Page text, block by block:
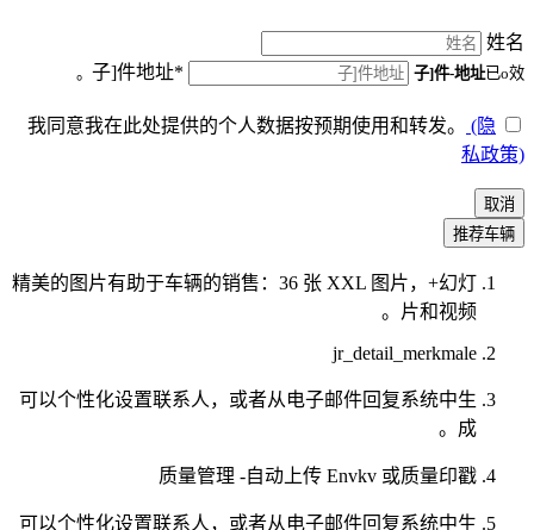
姓名
子]件地址*
子]件-地址已o效。
我同意我在此处提供的个人数据按预期使用和转发。
(隐
私政策)
取消
推荐车辆
精美的图片有助于车辆的销售：36 张 XXL 图片，+幻灯
片和视频。
jr_detail_merkmale
可以个性化设置联系人，或者从电子邮件回复系统中生
成。
质量管理 -自动上传 Envkv 或质量印戳
可以个性化设置联系人，或者从电子邮件回复系统中生